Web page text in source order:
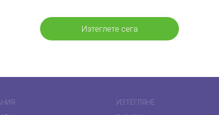
Изтеглете сега
ИЗТЕГЛЯНЕ